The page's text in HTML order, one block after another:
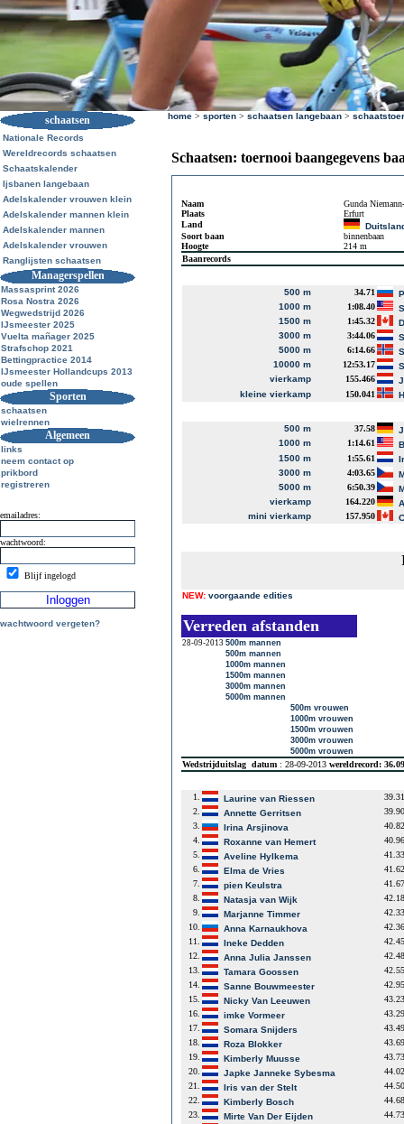
schaatsen
Nationale Records
Wereldrecords schaatsen
Schaatskalender
Ijsbanen langebaan
Adelskalender vrouwen klein
Adelskalender mannen klein
Adelskalender mannen
Adelskalender vrouwen
Ranglijsten schaatsen
Managerspellen
Massasprint 2026
Rosa Nostra 2026
Wegwedstrijd 2026
IJsmeester 2025
Vuelta mañager 2025
Strafschop 2021
Bettingpractice 2014
IJsmeester Hollandcups 2013
oude spellen
Sporten
schaatsen
wielrennen
Algemeen
links
neem contact op
prikbord
registreren
emailadres:
wachtwoord:
Blijf ingelogd
wachtwoord vergeten?
home > sporten > schaatsen langebaan >
Schaatsen: toernooi baangegevens
Naam
Gunda
Plaats
Erfurt
Land
Soort baan
binnenbaan
Hoogte
214 m
Baanrecords
500 m 34.71
1000 m
1:08.40
1500 m
1:45.32
3000 m
3:44.06
5000 m
6:14.66
10000 m
12:53.17
vierkamp
155.466
kleine vierkamp
150.041
500 m 37.58
1000 m
1:14.61
1500 m
1:55.61
3000 m
4:03.65
5000 m
6:50.39
vierkamp
164.220
mini vierkamp
157.950
NEW: voorgaande edities
Verreden afstanden
28-09-2013 500m mannen
500m mannen
1000m mannen
1500m mannen
3000m mannen
5000m mannen
500m vrouwen
1000m vrouwen
1500m vrouwen
3000m vrouwen
5000m vrouwen
Wedstrijduitslag datum : 28-09-2013 wereldrecord:
1. Laurine van Riessen
39.31
2.
Annette Gerritsen
39.90
3.
Irina Arsjinova
40.82
4.
Roxanne van Hemert
40.96
5.
Aveline Hylkema
41.33
6.
Elma de Vries
41.62
7.
pien Keulstra
41.67
8.
Natasja van Wijk
42.18
9.
Marjanne Timmer
42.33
10.
Anna Karnaukhova
42.36
11.
Ineke Dedden
42.45
12.
Anna Julia Janssen
42.48
13.
Tamara Goossen
42.55
14.
Sanne Bouwmeester
42.95
15.
Nicky Van Leeuwen
43.23
16.
imke Vormeer
43.29
17.
Somara Snijders
43.49
18.
Roza Blokker
43.69
19.
Kimberly Muusse
43.73
20.
Japke Janneke Sybesma
44.02
21.
Iris van der Stelt
44.50
22.
Kimberly Bosch
44.68
23.
Mirte Van Der Eijden
44.73